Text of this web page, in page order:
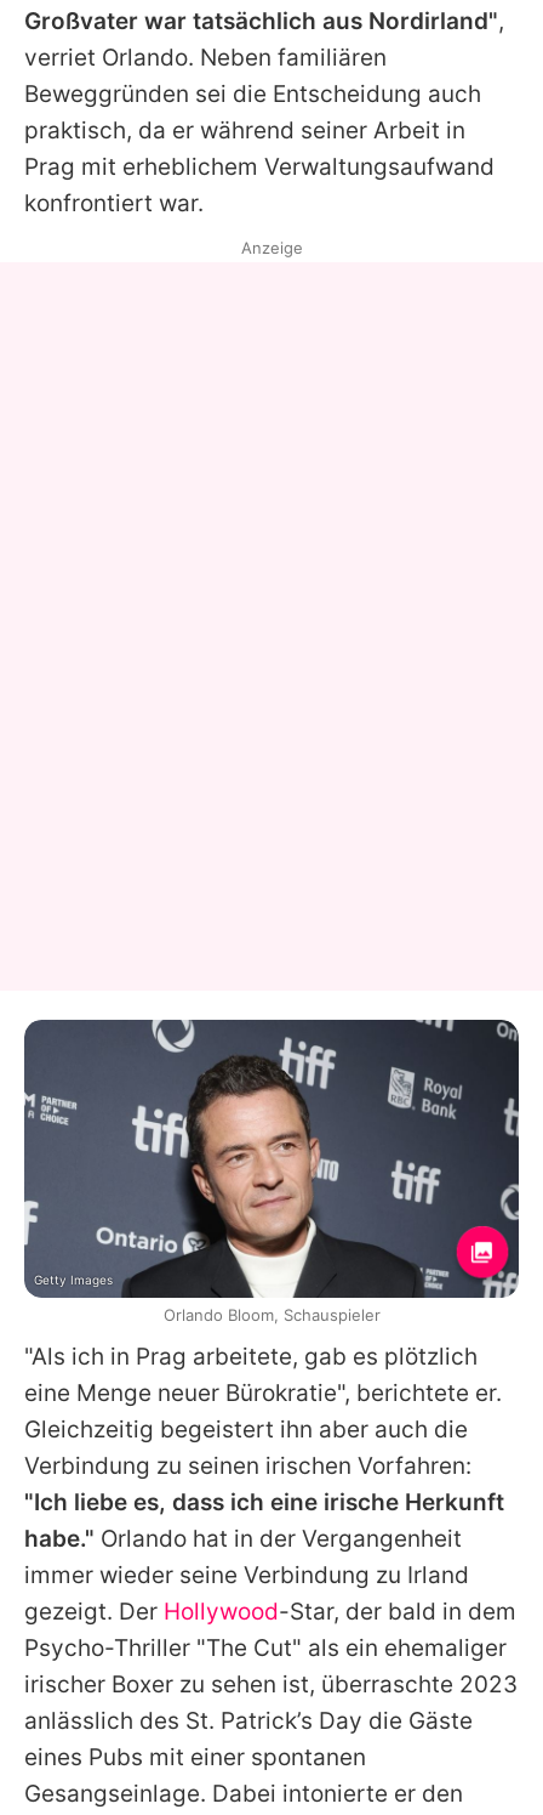
Datenschutzerklärung
Utiq verwalten
Großvater war tatsächlich aus Nordirland",
verriet Orlando. Neben familiären
Beweggründen sei die Entscheidung auch
praktisch, da er während seiner Arbeit in
Prag mit erheblichem Verwaltungsaufwand
konfrontiert war.
"Als ich in Prag arbeitete, gab es plötzlich
eine Menge neuer Bürokratie", berichtete er.
Gleichzeitig begeistert ihn aber auch die
Verbindung zu seinen irischen Vorfahren:
"Ich liebe es, dass ich eine irische Herkunft
habe." Orlando hat in der Vergangenheit
immer wieder seine Verbindung zu Irland
gezeigt. Der Hollywood-Star, der bald in dem
Psycho-Thriller "The Cut" als ein ehemaliger
irischer Boxer zu sehen ist, überraschte 2023
anlässlich des St. Patrick’s Day die Gäste
eines Pubs mit einer spontanen
Gesangseinlage. Dabei intonierte er den
Anzeige
Getty Images
Orlando Bloom, Schauspieler